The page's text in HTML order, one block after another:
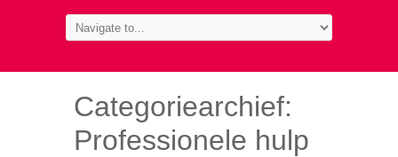
Categoriearchief:
Professionele hulp